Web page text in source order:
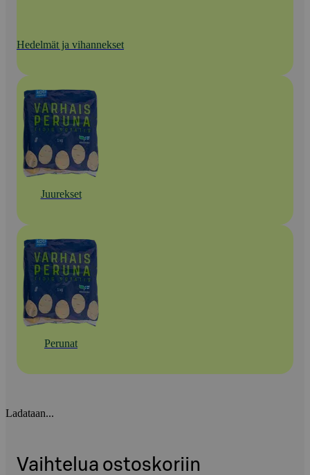
Hedelmät ja vihannekset
Juurekset
Perunat
Ladataan...
Vaihtelua ostoskoriin